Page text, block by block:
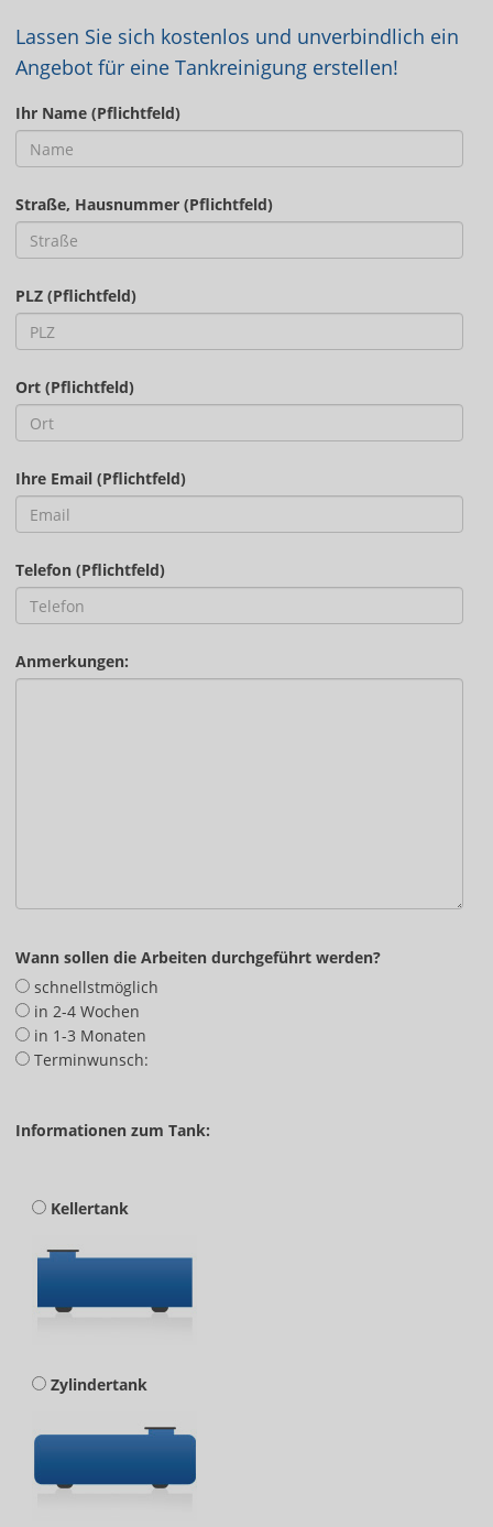
Lassen Sie sich kostenlos und unverbindlich ein
Angebot für eine Tankreinigung erstellen!
Ihr Name (Pflichtfeld)
Straße, Hausnummer (Pflichtfeld)
PLZ (Pflichtfeld)
Ort (Pflichtfeld)
Ihre Email (Pflichtfeld)
Telefon (Pflichtfeld)
Anmerkungen:
Wann sollen die Arbeiten durchgeführt werden?
schnellstmöglich
in 2-4 Wochen
in 1-3 Monaten
Terminwunsch:
Informationen zum Tank:
Kellertank
Zylindertank